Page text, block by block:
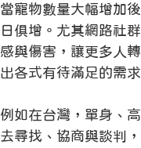
當寵物數量大幅增加
日俱增。尤其網路社
感與傷害，讓更多人
出各式有待滿足的需求
例如在台灣，單身、
去尋找、協商與談判